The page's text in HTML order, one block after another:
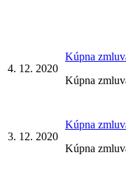
4. 12. 2020
Kúpna
Kúpna
3. 12. 2020
Kúpna
Kúpna